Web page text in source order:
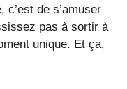
de s’amuser
pas à sortir à
unique. Et ça,